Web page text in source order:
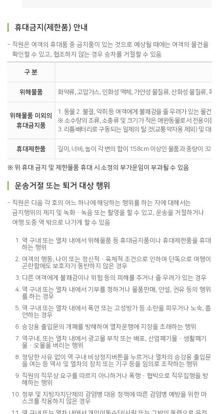
휴대금지(제한품) 안내
직원은 여객의 휴대품 중 금지품이 있는 것으로 예상될 때에는 여객의 물건을
확인할 수 있고, 협조하지 않는 경우 승차를 거절할 수 있음
구 분
위해물품 화약류, 고압가스, 인화성 액체, 가연성 물질류, 산화성 물질류,
위해물품 이외의
휴대금지품
1. 동물 2. 불결, 악취 등 여객에게 불쾌감을 줄 우려가 있는 물건
※ 소수량의 조류, 소충류 및 크기가 작은 애완동물로서 전용이동
3. 리튬배터리로 구동되는 일체의 탈 것(교통약자용 제외) 및 대
휴대제한품 길이, 너비, 높이 각 변의 합이 158cm 이상인 물품과 중량이
※ 위 휴대 금지 및 제한물품 휴대 시 소정의 부가운임이 부과될 수 있음
운송거절 또는 퇴거 대상 행위
직원은 다음 각 호의 어느 하나에 해당하는 행위를 하는 자에 대해서는
금지행위의 제지 및 녹화ㆍ녹음 또는 촬영을 할 수 있고, 운송을 거절하거나
여행 도중 역 밖으로 나가게 할 수 있음
역 구내 또는 열차 내에서 위해물품 등 휴대금지품이나 휴대제한품을 휴대
하는 행위
여객의 행동, 나이 또는 정신적ㆍ육체적 조건으로 인하여 단독으로 여행이
곤란함에도 보호자가 동반하지 않은 경우
다른 여객에게 불쾌감이나 위험 등의 피해를 주거나 줄 우려가 있는 경우
역 구내 또는 열차 내에서 기부를 청하거나 물품판매, 연설, 권유 등의 행위
를 하는 경우
역 구내 또는 열차 내에서 폭언 또는 고성방가 등 소란을 피우거나 노숙, 흡
연하는 경우
승강용 출입문의 개폐를 방해하여 열차운행에 지장을 초래하는 행위
역구내, 또는 열차 내에서 광고물 부착 또는 배포, 산업폐기물ㆍ생활폐기
물ㆍ오물을 버리는 행위
정당한 사유 없이 역 구내 비상정지버튼을 누르거나 열차의 승강용 출입문
을 여는 등 역사 및 열차의 장치 또는 기구 등을 임의로 조작하는 행위
직원의 직무상 요구를 따르지 아니하거나 폭행ㆍ협박으로 직무집행을 방
해하는 행위
정부 및 지방자치단체의 감염병 대응 정책에 따른 감염병 예방을 위한 마
스크를 착용하지 않은 경우